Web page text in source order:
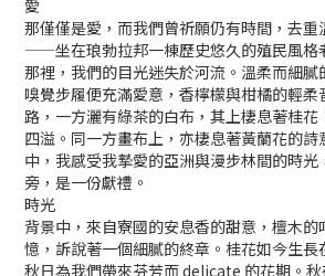
愛
那僅僅是愛，而我們曾祈願仍有時間，去重
——坐在琅勃拉邦一棟歷史悠久的殖民風格
那裡，我們的目光迷失於河流。溫柔而細
嗅覺步履便充滿愛意，香檸檬與柑橘的輕柔
路，一方灑有綠茶的白布，其上棲息著桂花
四溢。同一方畫布上，亦棲息著黃蘭花的
中，我感受我摯愛的亞洲與漫步林間的時
旁，是一份獻禮。
時光
背景中，來自寮國的安息香的甜意，檀木
憶，訴說著一個細膩的終章。桂花如今生
秋日為我們帶來芬芳而 delicate 的花期。